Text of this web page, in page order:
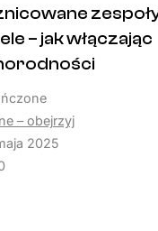
– jak włączając
– obejrzyj
2025